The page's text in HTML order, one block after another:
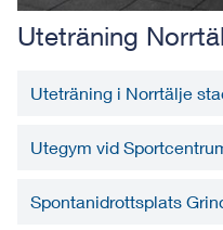
Uteträning
Uteträning i Norrtälje
Utegym vid
Spontanidrottsplats